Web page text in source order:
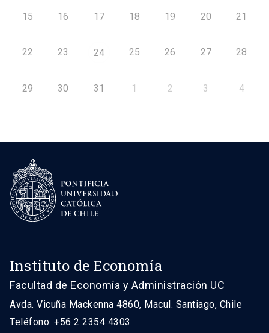
15 16 17 18 19 20 21
22 23 24 25 26 27 28
29 30 31 1 2 3 4
Instituto de Economía
Facultad de Economía y Administración UC
Avda. Vicuña Mackenna 4860, Macul. Santiago, Chile
Teléfono: +56 2 2354 4303